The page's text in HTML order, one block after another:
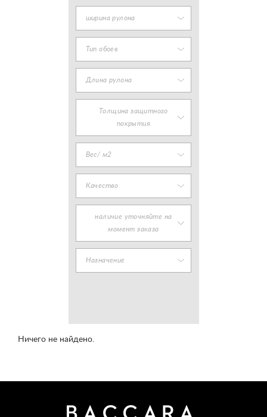
ширина рулона
Тип обоев
Длина рулона
Толщина защитного
покрытия
Вес/ м2
Качество
наличие уточняйте на
момент заказа
Назначение
Ничего не найдено.